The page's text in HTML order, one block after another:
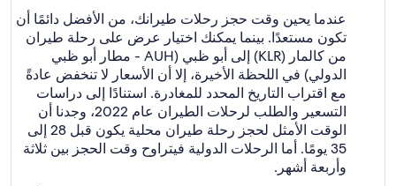
عندما يحين وقت حجز رحلات طيرانك، من الأفضل دائمًا أن
تكون مستعدًا. بينما يمكنك اختيار عرض على رحلة طيران
من كالمار (KLR) إلى أبو ظبي (AUH - مطار أبو ظبي
الدولي) في اللحظة الأخيرة، إلا أن الأسعار لا تنخفض عادةً
مع اقتراب التاريخ المحدد للمغادرة. استنادًا إلى دراسات
التسعير والطلب لرحلات الطيران عام 2022، وجدنا أن
الوقت الأمثل لحجز رحلة طيران محلية يكون قبل 28 إلى
35 يومًا. أما الرحلات الدولية فيتراوح وقت الحجز بين ثلاثة
وأربعة أشهر.